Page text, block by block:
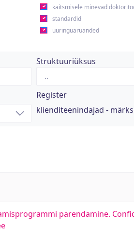
kaitsmisele minevad
standardid
uuringuaruanded
Struktuuriüksus
Register
klienditeenindajad -
parendamine.